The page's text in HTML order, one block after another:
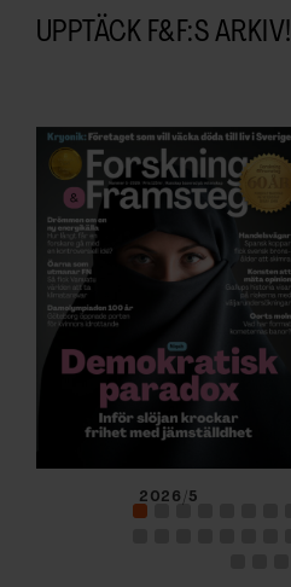
UPPTÄCK F&F:S ARKIV!
2026/5